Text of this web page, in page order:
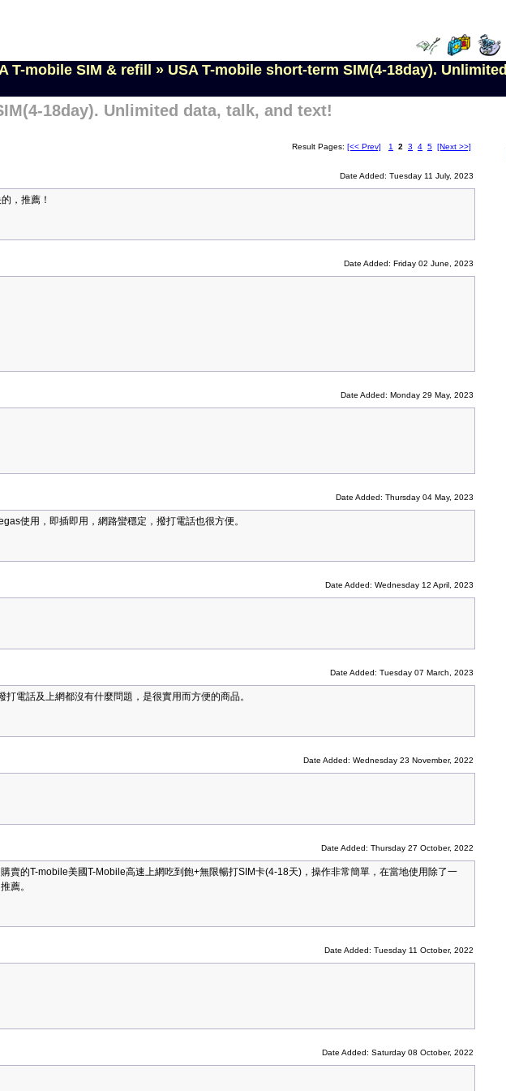
T-mobile SIM & refill » USA T-mobile short-term SIM(4-18day). Unlimited
18day). Unlimited data, talk, and text!
Result Pages: [<< Prev] 1 2 3 4 5 [Next >>]
Date Added: Tuesday 11 July, 2023
，推薦！
Date Added: Friday 02 June, 2023
Date Added: Monday 29 May, 2023
Date Added: Thursday 04 May, 2023
使用，即插即用，網路蠻穩定，撥打電話也很方便。
Date Added: Wednesday 12 April, 2023
Date Added: Tuesday 07 March, 2023
電話及上網都沒有什麼問題，是很實用而方便的商品。
Date Added: Wednesday 23 November, 2022
Date Added: Thursday 27 October, 2022
賣的T-mobile美國T-Mobile高速上網吃到飽+無限暢打SIM卡(4-18天)，操作非常簡單，在當地使用除了一
薦。
Date Added: Tuesday 11 October, 2022
Date Added: Saturday 08 October, 2022